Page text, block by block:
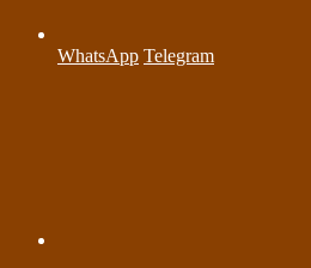
WhatsApp Telegram